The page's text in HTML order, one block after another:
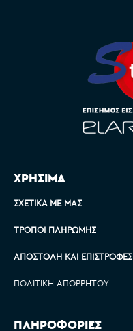
ΧΡΗΣΙΜΑ
ΣΧΕΤΙΚΆ ΜΕ ΜΑΣ
ΤΡΌΠΟΙ ΠΛΗΡΩΜΉΣ
ΑΠΟΣΤΟΛΉ ΚΑΙ ΕΠΙΣΤΡΟΦΈΣ
ΠΟΛΙΤΙΚΉ ΑΠΟΡΡΉΤΟΥ
ΠΛΗΡΟΦΟΡΙΕΣ